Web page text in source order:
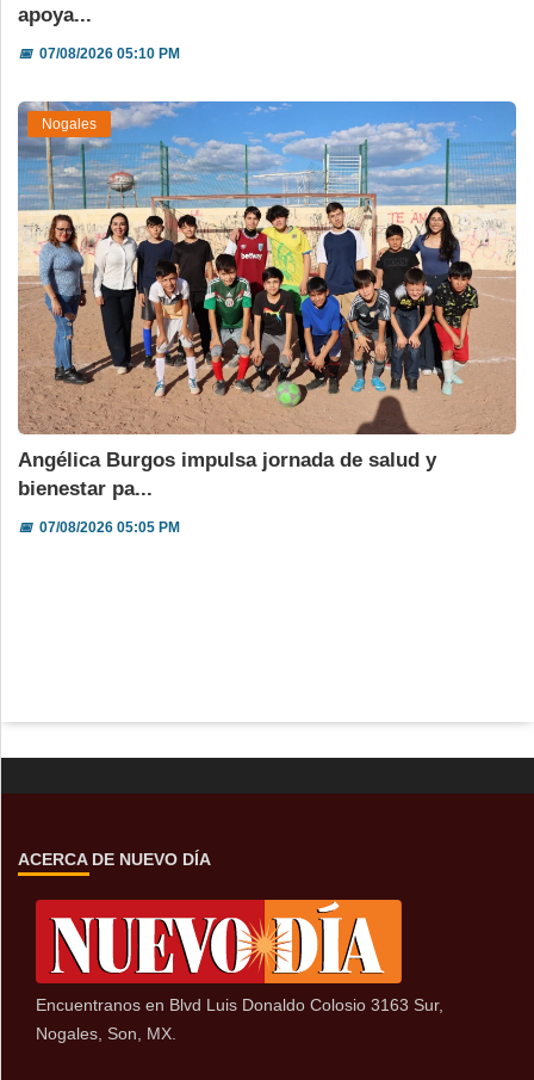
apoya...
📅07/08/2026 05:10 PM
Nogales
Angélica Burgos impulsa jornada de salud y
bienestar pa...
📅07/08/2026 05:05 PM
ACERCA DE NUEVO DÍA
Encuentranos en Blvd Luis Donaldo Colosio 3163 Sur,
Nogales, Son, MX.